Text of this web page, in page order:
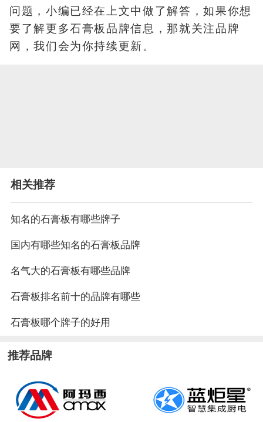
问题，小编已经在上文中做了解答，如果你想
要了解更多石膏板品牌信息，那就关注品牌
网，我们会为你持续更新。
相关推荐
知名的石膏板有哪些牌子
国内有哪些知名的石膏板品牌
名气大的石膏板有哪些品牌
石膏板排名前十的品牌有哪些
石膏板哪个牌子的好用
推荐品牌